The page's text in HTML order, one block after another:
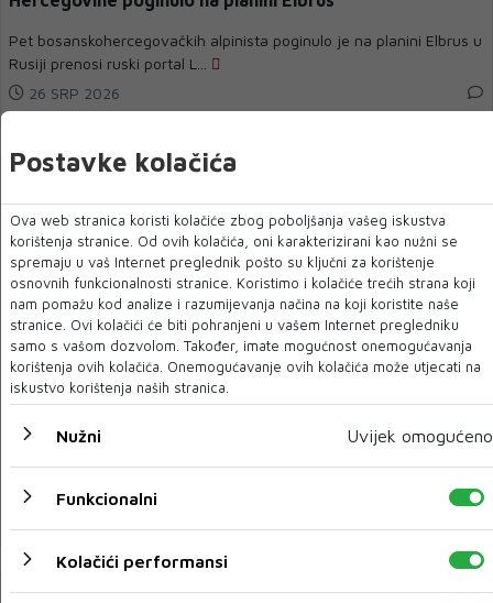
Pet bosanskohercegovačkih alpinista poginulo je na planini Elbrus u
Rusiji prenosi ruski portal L...
26 SRP 2026
Hrustanović: Svih pet poginulih bh. planinara u Rusiji su
26 SRP 2026
Postavke kolačića
Ova web stranica koristi kolačiće zbog poboljšanja vašeg iskustva
korištenja stranice. Od ovih kolačića, oni karakterizirani kao nužni se
spremaju u vaš Internet preglednik pošto su ključni za korištenje
osnovnih funkcionalnosti stranice. Koristimo i kolačiće trećih strana koji
nam pomažu kod analize i razumijevanja načina na koji koristite naše
stranice. Ovi kolačići će biti pohranjeni u vašem Internet pregledniku
samo s vašom dozvolom. Također, imate mogućnost onemogućavanja
korištenja ovih kolačića. Onemogućavanje ovih kolačića može utjecati na
iskustvo korištenja naših stranica.
Nužni Uvijek omogućeno
Funkcionalni
Kolačići performansi